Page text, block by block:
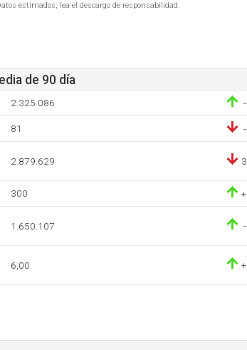
estimados, lea el descargo de responsabilidad.
de 90 día
2.325.086
81
2.879.629
300
1.650.107
6,00